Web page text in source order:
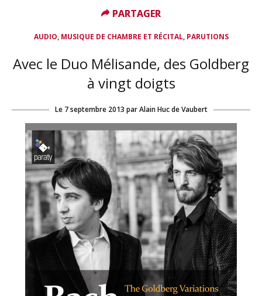
AUDIO, MUSIQUE DE CHAMBRE ET RÉCITAL, PARUTIONS
Avec le Duo Mélisande, des Goldberg
à vingt doigts
Le 7 septembre 2013 par Alain Huc de Vaubert
PARTAGER
PARTAGER